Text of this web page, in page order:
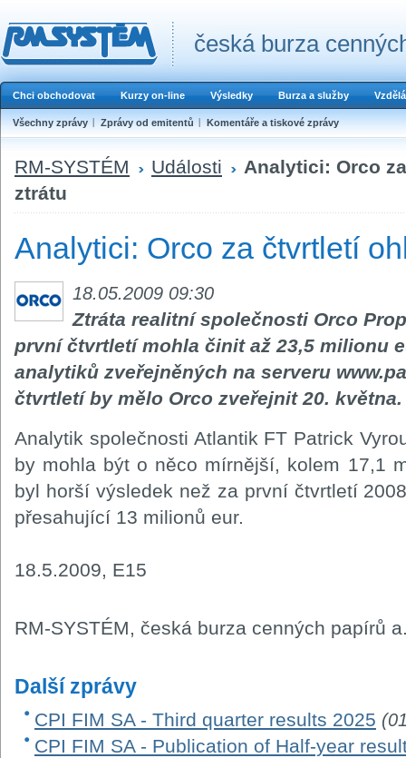
česká burza
Chci obchodovat Kurzy on-line Výsledky Burza a služby
Všechny zprávy Zprávy od emitentů Komentáře a tiskové zprávy
RM-SYSTÉM Události
Analytici: Orco
ztrátu
Analytici: Orco za čtvrtletí
18.05.2009 09:30
Ztráta realitní společnosti Orco
první čtvrtletí mohla činit až 23,5 milionu
analytiků zveřejněných na serveru
čtvrtletí by mělo Orco zveřejnit 20. května.
Analytik společnosti Atlantik FT Patrick
by mohla být o něco mírnější, kolem 17,1
byl horší výsledek než za první čtvrtletí
přesahující 13 milionů eur.
18.5.2009, E15
RM-SYSTÉM, česká burza cenných papírů
Další zprávy
CPI FIM SA - Third quarter results 2025
CPI FIM SA - Publication of Half-year